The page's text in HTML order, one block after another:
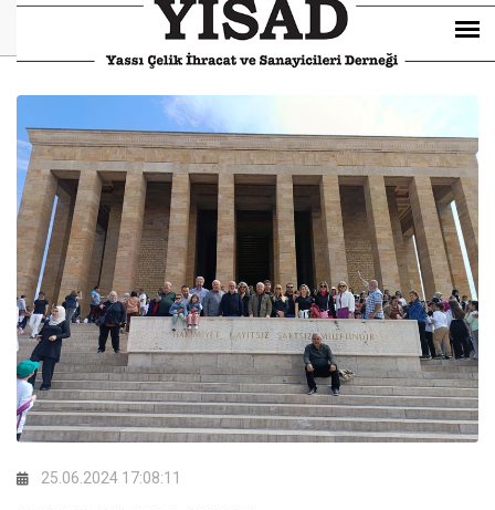
25.06.2024 17:08:11